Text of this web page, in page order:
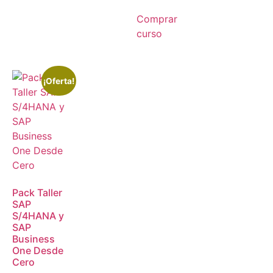
Comprar
curso
¡Oferta!
Pack Taller
SAP
S/4HANA y
SAP
Business
One Desde
Cero